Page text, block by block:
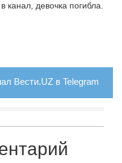
канал, девочка погибла.
Вести.UZ в Telegram